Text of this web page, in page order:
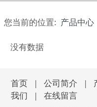
您当前的位置: 产品中心
没有数据
首页| 公司简介 |
我们 | 在线留言